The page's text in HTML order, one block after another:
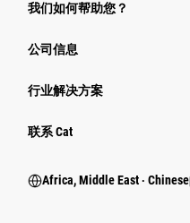
我们如何帮助您？
公司信息
行业解决方案
行业
联系 Cat
Africa, Middle East ‧ Chinese